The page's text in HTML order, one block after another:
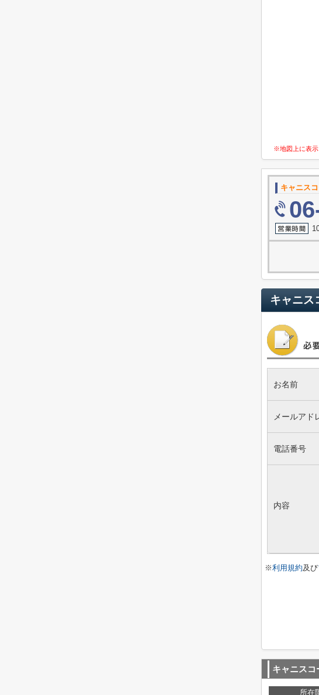
※地図上に表示
キャニス
キャニス
お名前
メールアド
電話番号
内容
※利用規約及び
キャニスコ
所在